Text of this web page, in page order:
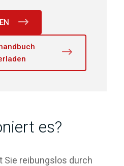
es?
Sie reibungslos durch